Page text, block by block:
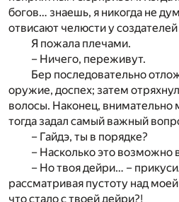
богов… знаешь, я никогда не
отвисают челюсти у
Я пожала плечами.
– Ничего, переживут.
Бер последовательно
оружие, доспех; затем
волосы. Наконец, внимательно
тогда задал самый важный
– Гайдэ, ты в порядке?
– Насколько это
– Но твоя дейри… –
рассматривая пустоту над
что стало с твоей дейри?!